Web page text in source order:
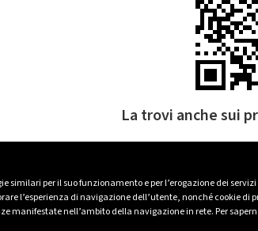
similari per il suo funzionamento e per l’erogazione dei
l’esperienza di navigazione dell’utente, nonché cookie di
manifestate nell’ambito della navigazione in rete. Per
La trovi anche sui